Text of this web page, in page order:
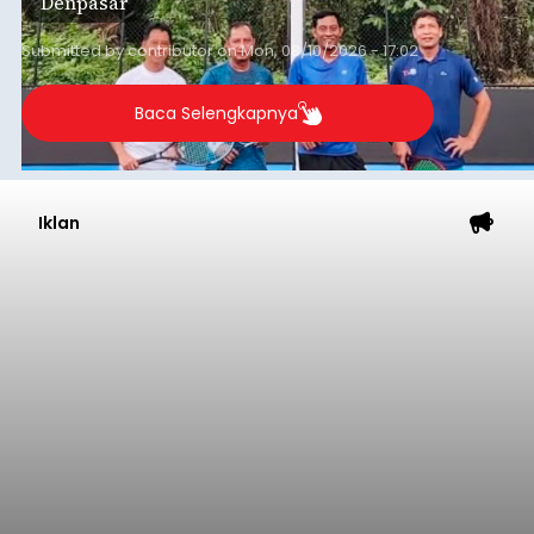
Submitted bycontributoronMon, 08/10/2026 - 17:02
Baca Selengkapnya
Iklan